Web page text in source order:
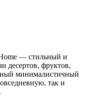
— стильный и
десертов, фруктов,
минималистичный
так и